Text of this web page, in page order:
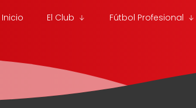
Inicio El Club Fútbol Profesional